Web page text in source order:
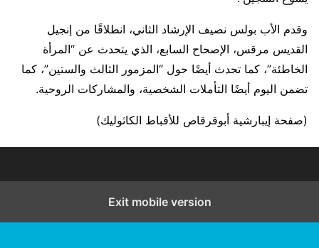
وقدم الأب بولس نصيف الإرشاد الثاني، انطلاقًا من إنجيل
القديس مرقس، الإصحاح السابع، الذي يتحدث عن “المرأة
الخاطئة”، كما تحدث أيضًا حول “المزمور الثالث والستين”، كما
تضمن اليوم أيضًا التأملات الشخصية، والمشاركات الروحية.
(صفحة إيبارشية أبوقرقاص للأقباط الكاثوليك)
Exit mobile version